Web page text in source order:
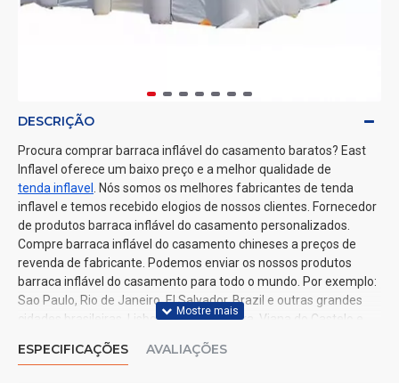
DESCRIÇÃO
Procura comprar barraca inflável do casamento baratos? East
Inflavel oferece um baixo preço e a melhor qualidade de
tenda inflavel
. Nós somos os melhores fabricantes de tenda
inflavel e temos recebido elogios de nossos clientes. Fornecedor
de produtos barraca inflável do casamento personalizados.
Compre barraca inflável do casamento chineses a preços de
revenda de fabricante. Podemos enviar os nossos produtos
barraca inflável do casamento para todo o mundo. Por exemplo:
Sao Paulo, Rio de Janeiro, El Salvador, Brazil e outras grandes
cidades brasileiras, Lisboa, Porto, Coimbra, Viana do Castelo e
ESPECIFICAÇÕES AVALIAÇÕES